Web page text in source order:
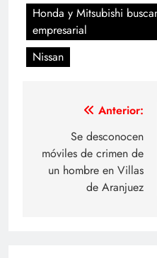
Honda y Mitsubishi
empresarial
Nissan
Navegación
entradas
Anterior:
Se desconocen
móviles de crimen de
un hombre en Villas
de Aranjuez